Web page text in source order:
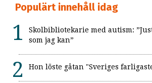
Populärt innehåll idag
Skolbibliotekarie med autism:
som jag kan”
Hon löste gåtan "Sveriges